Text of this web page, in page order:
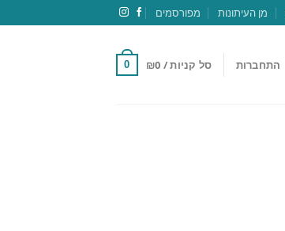
מן העיתונות מפורסמים
התחברות סל קניות / ₪0
0